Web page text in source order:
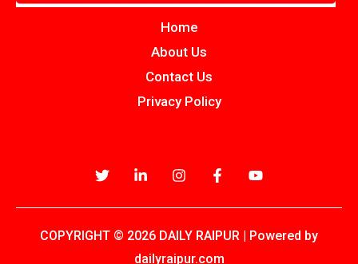
Home
About Us
Contact Us
Privacy Policy
COPYRIGHT © 2026 DAILY RAIPUR | Powered by
dailyraipur.com